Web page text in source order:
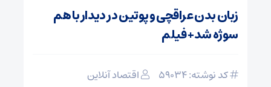
زبان بدن عراقچی و پوتین در دیدار با هم
سوژه شد+ فیلم
کد نوشته: 59034
اقتصاد آنلاین